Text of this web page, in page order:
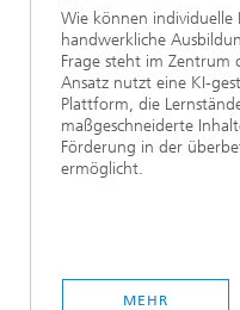
Wie können individuelle
handwerkliche
Frage steht im Zentrum
Ansatz nutzt eine KI-
Plattform, die
maßgeschneiderte
Förderung in der
ermöglicht.
MEHR